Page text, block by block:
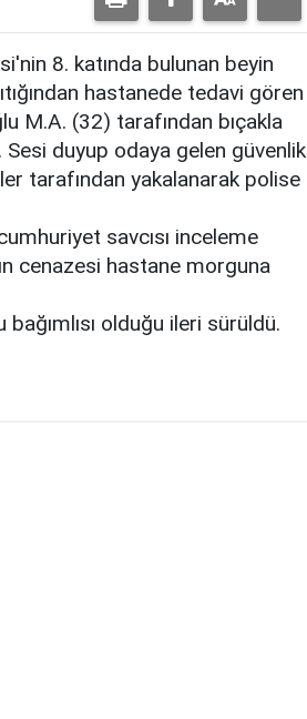
8. katında bulunan beyin
hastanede tedavi gören
M.A. (32) tarafından bıçakla
duyup odaya gelen güvenlik
tarafından yakalanarak polise
savcısı inceleme
cenazesi hastane morguna
olduğu ileri sürüldü.